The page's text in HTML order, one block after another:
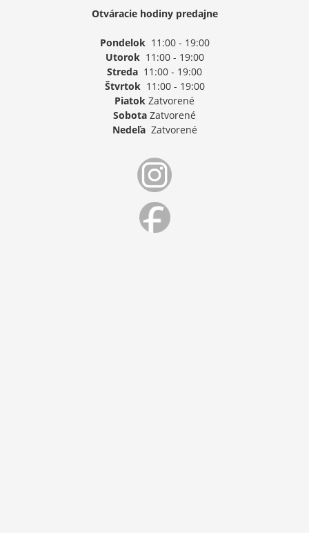
Otváracie hodiny predajne
Pondelok11:00 - 19:00
Utorok11:00 - 19:00
Streda 11:00 - 19:00
Štvrtok11:00 - 19:00
Piatok Zatvorené
Sobota Zatvorené
NedeľaZatvorené